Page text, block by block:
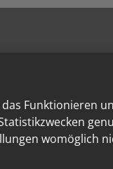
Funktionieren
womöglich